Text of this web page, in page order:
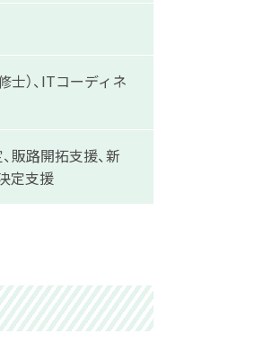
士）、ITコーディネ
販路開拓支援、新
定支援